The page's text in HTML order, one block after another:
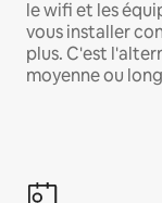
le wifi et les
vous installer
plus. C'est
moyenne ou